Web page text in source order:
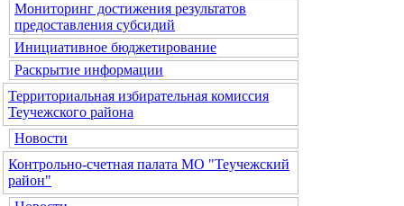
Мониторинг достижения результатов
предоставления субсидий
Инициативное бюджетирование
Раскрытие информации
Территориальная избирательная комиссия
Теучежского района
Новости
Контрольно-счетная палата МО "Теучежский
район"